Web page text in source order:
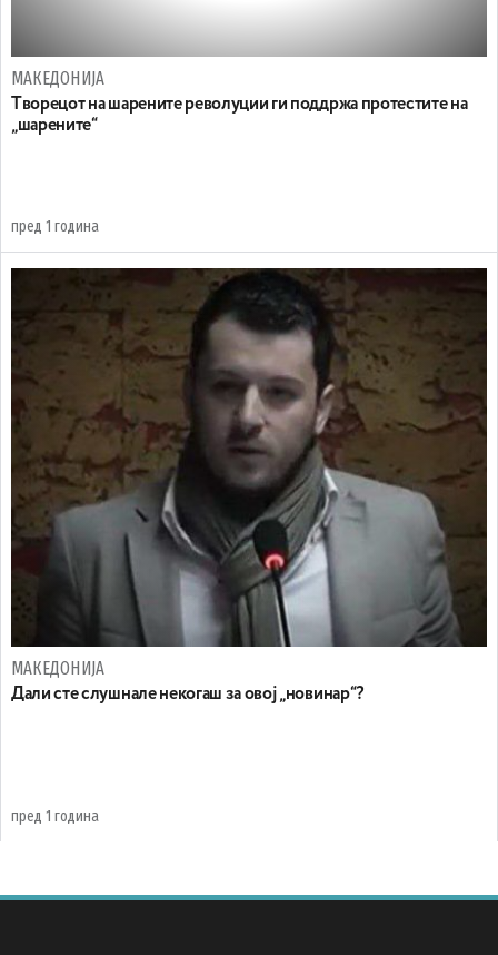
МАКЕДОНИЈА
Tворецот на шарените револуции ги поддржа протестите на
„шарените“
пред 1 година
МАКЕДОНИЈА
Дали сте слушнале некогаш за овој „новинар“?
пред 1 година